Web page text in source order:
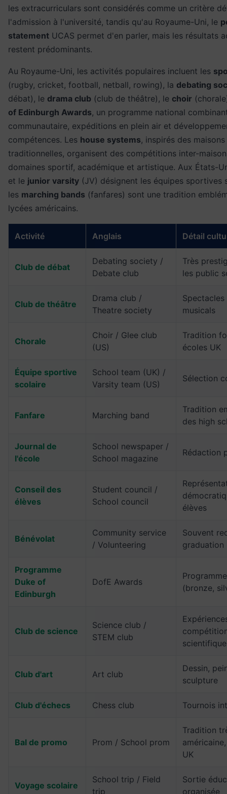
les extracurriculars sont considérés comme un critère
l'admission à l'université, tandis qu'au Royaume-Uni, le
statement UCAS permet d'en parler, mais les résultats
restent prédominants.
Au Royaume-Uni, les activités populaires incluent les
(rugby, cricket, football, netball, rowing), la debating
débat), le drama club (club de théâtre), le choir
of Edinburgh Awards, un programme national
communautaire, expéditions en plein air et
compétences. Les house systems, inspirés des
traditionnelles, organisent des compétitions inter-
domaines sportif, académique et artistique. Aux États-
et le junior varsity (JV) désignent les équipes sportives
les marching bands (fanfares) sont une tradition
lycées américains.
Activité Anglais Détail
Club de débat
Debating society /
Debate club
Très
les public
Club de théâtre
Drama club /
Theatre society
Spectacles
musicals
Chorale
Choir / Glee club
(US)
Tradition
écoles UK
Équipe sportive
scolaire
School team (UK) /
Varsity team (US)
Sélection
Fanfare Marching band
Tradition
des high
Journal de
l'école
School newspaper /
School magazine
Rédaction
Conseil des
élèves
Student council /
School council
élèves
Bénévolat
Community service
/ Volunteering
Souvent
graduation
Programme
Duke of
Edinburgh
DofE Awards
(bronze,
Club de science
Science club /
STEM club
Club d'art Art club
Dessin,
sculpture
Club d'échecs Chess club Tournois
Bal de promo Prom / School prom
Tradition
UK
Voyage scolaire
School trip / Field
trip
Sortie
organisée